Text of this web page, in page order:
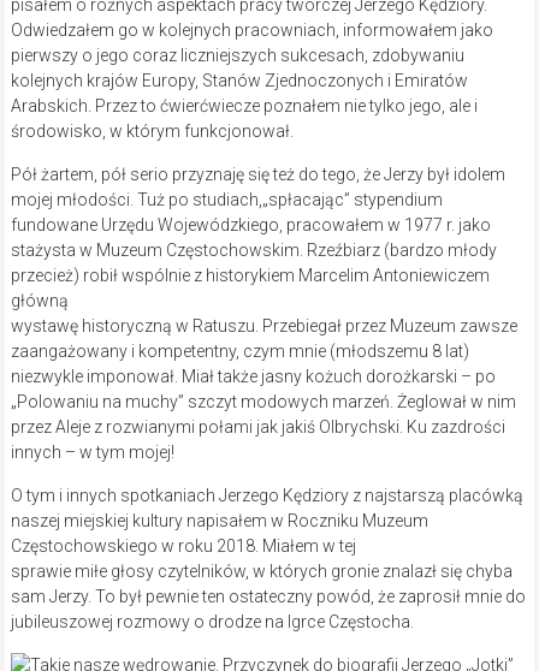
pisałem o różnych aspektach pracy twórczej Jerzego Kędziory.
Odwiedzałem go w kolejnych pracowniach, informowałem jako
pierwszy o jego coraz liczniejszych sukcesach, zdobywaniu
kolejnych krajów Europy, Stanów Zjednoczonych i Emiratów
Arabskich. Przez to ćwierćwiecze poznałem nie tylko jego, ale i
środowisko, w którym funkcjonował.
Pół żartem, pół serio przyznaję się też do tego, że Jerzy był idolem
mojej młodości. Tuż po studiach,„spłacając” stypendium
fundowane Urzędu Wojewódzkiego, pracowałem w 1977 r. jako
stażysta w Muzeum Częstochowskim. Rzeźbiarz (bardzo młody
przecież) robił wspólnie z historykiem Marcelim Antoniewiczem
główną
wystawę historyczną w Ratuszu. Przebiegał przez Muzeum zawsze
zaangażowany i kompetentny, czym mnie (młodszemu 8 lat)
niezwykle imponował. Miał także jasny kożuch dorożkarski – po
„Polowaniu na muchy” szczyt modowych marzeń. Żeglował w nim
przez Aleje z rozwianymi połami jak jakiś Olbrychski. Ku zazdrości
innych – w tym mojej!
O tym i innych spotkaniach Jerzego Kędziory z najstarszą placówką
naszej miejskiej kultury napisałem w Roczniku Muzeum
Częstochowskiego w roku 2018. Miałem w tej
sprawie miłe głosy czytelników, w których gronie znalazł się chyba
sam Jerzy. To był pewnie ten ostateczny powód, że zaprosił mnie do
jubileuszowej rozmowy o drodze na Igrce Częstocha.